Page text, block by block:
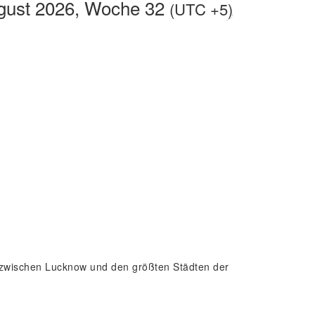
2026, Woche 32 (UTC +5)
Lucknow und den größten Städten der